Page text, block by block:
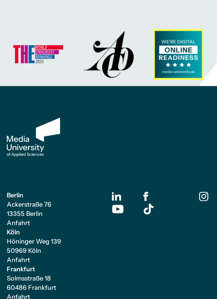
Berlin
Ackerstraße 76
13355 Berlin
Anfahrt
Köln
Höninger Weg 139
50969 Köln
Anfahrt
Frankfurt
Solmsstraße 18
60486 Frankfurt
Anfahrt